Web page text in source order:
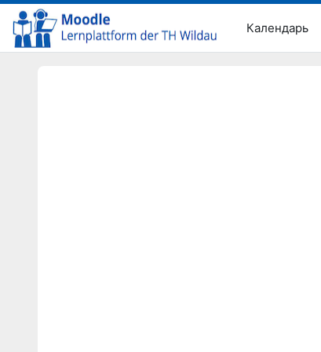
Перейти к основному содержанию
Календарь